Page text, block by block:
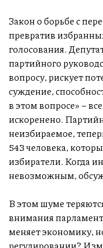
Закон о борьбе с
превратив
голосования.
партийного
вопросу, рискует
суждение,
в этом вопросе» –
искоренено.
неизбираемое,
543 человека,
избиратели. Когда
невозможным,
В этом шуме
внимания
меняет экономику,